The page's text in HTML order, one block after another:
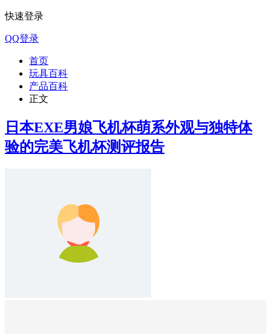
快速登录
QQ登录
首页
玩具百科
产品百科
正文
日本EXE男娘飞机杯萌系外观与独特体
验的完美飞机杯测评报告